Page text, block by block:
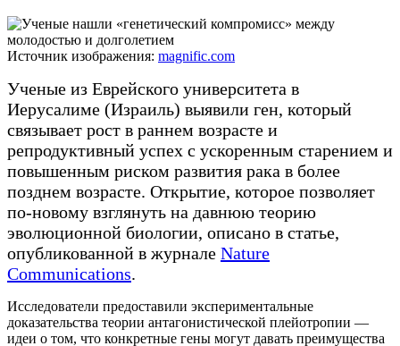
Источник изображения: magnific.com
Ученые из Еврейского университета в
Иерусалиме (Израиль) выявили ген, который
связывает рост в раннем возрасте и
репродуктивный успех с ускоренным старением и
повышенным риском развития рака в более
позднем возрасте. Открытие, которое позволяет
по-новому взглянуть на давнюю теорию
эволюционной биологии, описано в статье,
опубликованной в журнале Nature
Communications.
Исследователи предоставили экспериментальные
доказательства теории антагонистической плейотропии —
идеи о том, что конкретные гены могут давать преимущества